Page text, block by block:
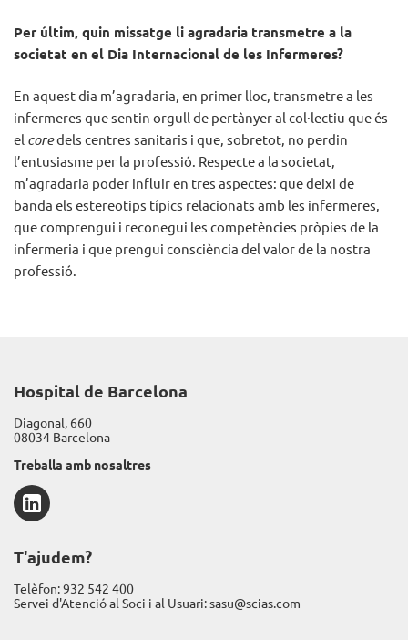
Per últim, quin missatge li agradaria transmetre a la
societat en el Dia Internacional de les Infermeres?
En aquest dia m’agradaria, en primer lloc, transmetre a les
infermeres que sentin orgull de pertànyer al col·lectiu que és
el coredels centres sanitaris i que, sobretot, no perdin
l’entusiasme per la professió. Respecte a la societat,
m’agradaria poder influir en tres aspectes: que deixi de
banda els estereotips típics relacionats amb les infermeres,
que comprengui i reconegui les competències pròpies de la
infermeria i que prengui consciència del valor de la nostra
professió.
Hospital de Barcelona
Diagonal, 660
08034 Barcelona
Treballa amb nosaltres
T'ajudem?
Telèfon:932 542 400
Servei d'Atenció al Soci i al Usuari:sasu@scias.com